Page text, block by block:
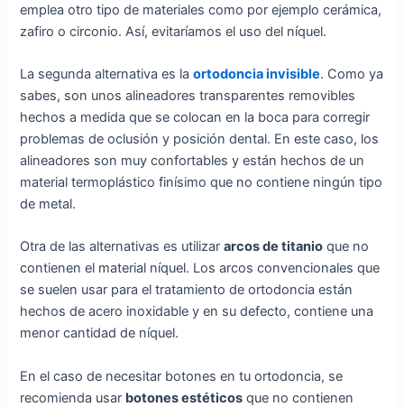
emplea otro tipo de materiales como por ejemplo cerámica,
zafiro o circonio. Así, evitaríamos el uso del níquel.
La segunda alternativa es laortodoncia invisible. Como ya
sabes, son unos alineadores transparentes removibles
hechos a medida que se colocan en la boca para corregir
problemas de oclusión y posición dental. En este caso, los
alineadores son muy confortables y están hechos de un
material termoplástico finísimo que no contiene ningún tipo
de metal.
Otra de las alternativas es utilizararcos de titanio que no
contienen el material níquel. Los arcos convencionales que
se suelen usar para el tratamiento de ortodoncia están
hechos de acero inoxidable y en su defecto, contiene una
menor cantidad de níquel.
En el caso de necesitar botones en tu ortodoncia, se
recomienda usar botones estéticos que no contienen